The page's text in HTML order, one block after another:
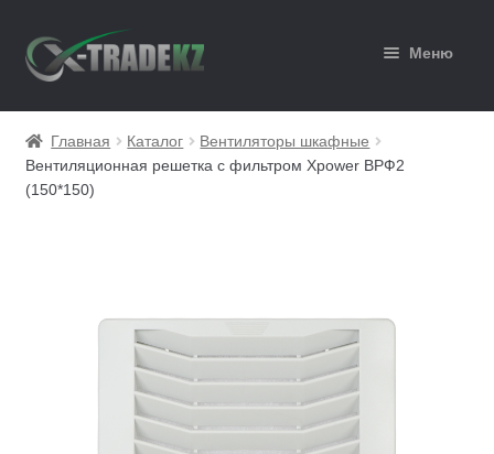
Перейти
к
Перейти
к
Меню
Главная
Каталог
Оформление заказа
Главная Каталог
Вентиляторы шкафные
Вентиляционная решетка с фильтром Xpower ВРФ2
(150*150)